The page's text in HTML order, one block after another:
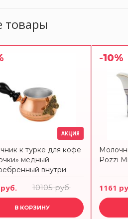
товары
АКЦИЯ
к турке для кофе
медный
внутри
10105 руб.
В КОРЗИНУ
-10%
Pozzi
1161